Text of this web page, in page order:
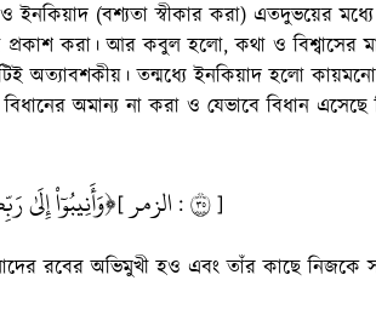
(বশ্যতা স্বীকার করা) এতদুভয়ের
প্রকাশ করা। আর কবুল হলো, কথা ও বিশ্বাসের
অত্যাবশকীয়। তন্মধ্যে ইনকিয়াদ হলো
অমান্য না করা ও যেভাবে বিধান
﴿وَأَنِيبُوٓاْ إِلَىٰ[ الزمر : ٥٣]
রবের অভিমুখী হও এবং তাঁর কাছে